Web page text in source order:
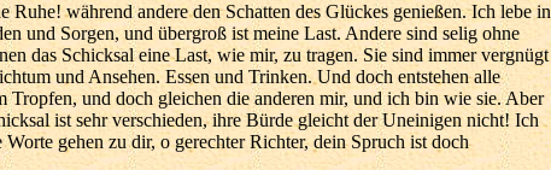
Ruhe! während andere den Schatten des Glückes genießen. Ich lebe in
und Sorgen, und übergroß ist meine Last. Andere sind selig ohne
das Schicksal eine Last, wie mir, zu tragen. Sie sind immer vergnügt
und Ansehen. Essen und Trinken. Und doch entstehen alle
Tropfen, und doch gleichen die anderen mir, und ich bin wie sie. Aber
ist sehr verschieden, ihre Bürde gleicht der Uneinigen nicht! Ich
gehen zu dir, o gerechter Richter, dein Spruch ist doch